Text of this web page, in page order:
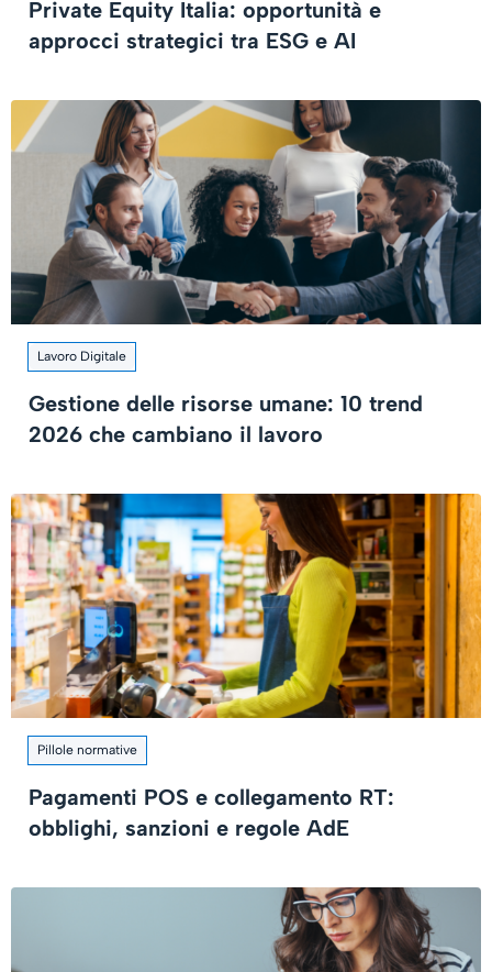
Private Equity Italia: opportunità e
approcci strategici tra ESG e AI
Lavoro Digitale
Gestione delle risorse umane: 10 trend
2026 che cambiano il lavoro
Pillole normative
Pagamenti POS e collegamento RT:
obblighi, sanzioni e regole AdE